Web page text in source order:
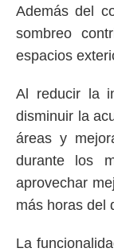
Además del
sombreo
espacios
Al reducir la
disminuir la
áreas y
durante los
aprovechar
más horas del
La